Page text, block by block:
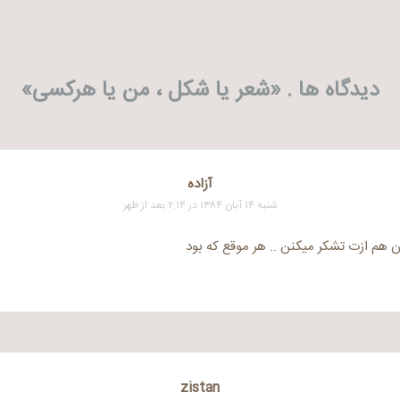
دیدگاه ها . «شعر یا شکل ، من یا هرکسی»
آزاده
شنبه ۱۴ آبان ۱۳۸۴ در ۲:۱۴ بعد از ظهر
zistan